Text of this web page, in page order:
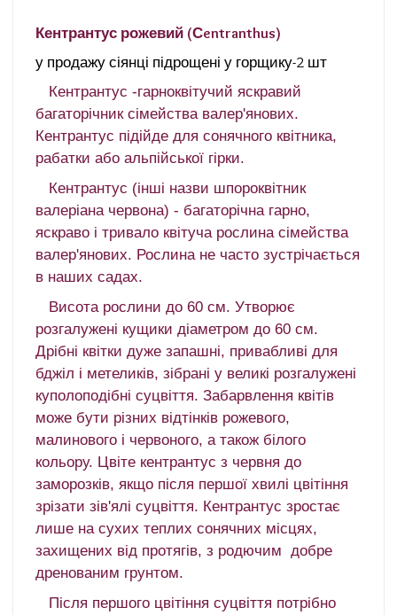
Кентрантус рожевий (Сentranthus)
у продажу сіянці підрощені у горщику-2 шт
Кентрантус -гарноквітучий яскравий
багаторічник сімейства валер'янових.
Кентрантус підійде для сонячного квітника,
рабатки або альпійської гірки.
Кентрантус (інші назви шпороквітник
валеріана червона) - багаторічна гарно,
яскраво і тривало квітуча рослина сімейства
валер'янових. Рослина не часто зустрічається
в наших садах.
Висота рослини до 60 см. Утворює
розгалужені кущики діаметром до 60 см.
Дрібні квітки дуже запашні, привабливі для
бджіл і метеликів, зібрані у великі розгалужені
куполоподібні суцвіття. Забарвлення квітів
може бути різних відтінків рожевого,
малинового і червоного, а також білого
кольору. Цвіте кентрантус з червня до
заморозків, якщо після першої хвилі цвітіння
зрізати зів'ялі суцвіття. Кентрантус зростає
лише на сухих теплих сонячних місцях,
захищених від протягів, з родючим добре
дренованим грунтом.
Після першого цвітіння суцвіття потрібно